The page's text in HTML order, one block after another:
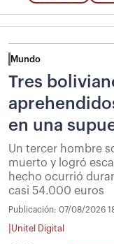
Mundo
Tres
en una
Un tercer hombre
muerto y logró
hecho ocurrió
casi 54.000 euros
Publicación: 07/08/2026
Unitel Digital